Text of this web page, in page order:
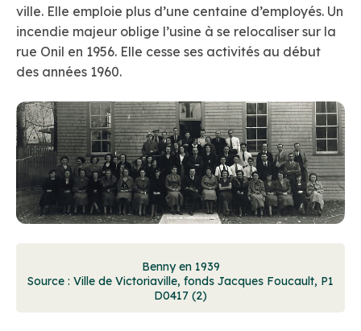
ville. Elle emploie plus d’une centaine d’employés. Un
incendie majeur oblige l’usine à se relocaliser sur la
rue Onil en 1956. Elle cesse ses activités au début
des années 1960.
Benny en 1939
Source : Ville de Victoriaville, fonds Jacques Foucault, P1
D0417 (2)